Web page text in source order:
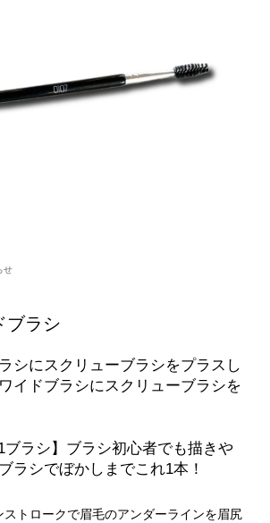
せ
ブラシ
シにスクリューブラシをプラスし
イドブラシにスクリューブラシを
ブラシ】ブラシ初心者でも描きや
ラシでぼかしまでこれ1本！
トロークで眉毛のアンダーラインを眉尻